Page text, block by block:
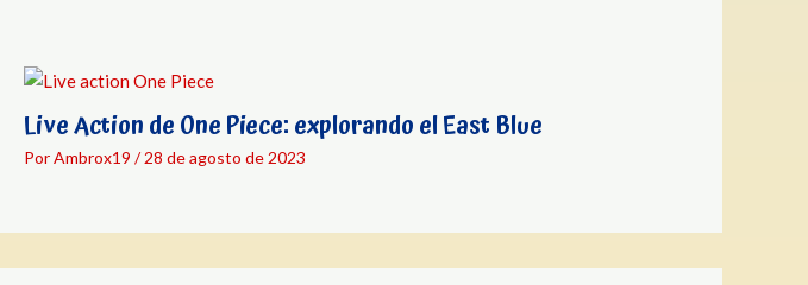
Live Action de One Piece: explorando el East Blue
PorAmbrox19 /28 de agosto de 2023